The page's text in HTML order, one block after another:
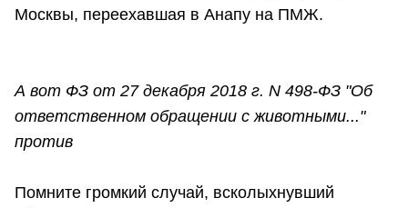
Москвы, переехавшая в Анапу на ПМЖ.
А вот ФЗ от 27 декабря 2018 г. N 498-ФЗ "Об
ответственном обращении с животными..."
против
Помните громкий случай, всколыхнувший